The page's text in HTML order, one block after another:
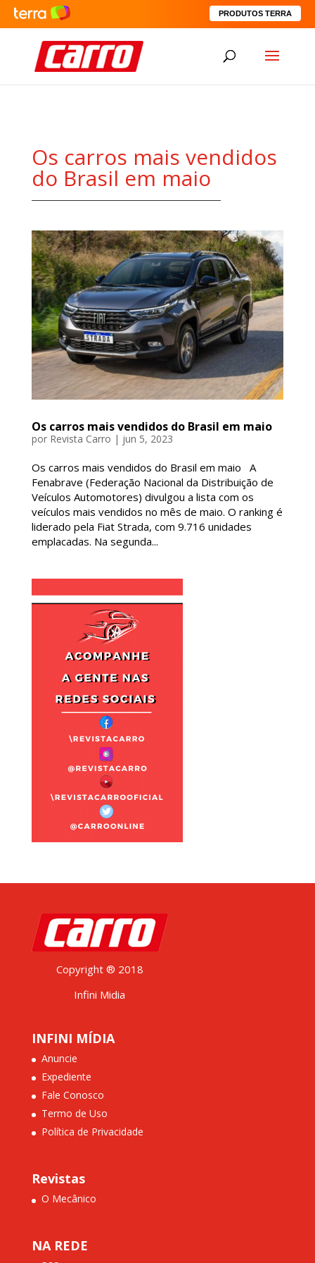
PRODUTOS TERRA
Os carros mais vendidos
do Brasil em maio
Os carros mais vendidos do Brasil em maio
por Revista Carro | jun 5, 2023
Os carros mais vendidos do Brasil em maio A
Fenabrave (Federação Nacional da Distribuição de
Veículos Automotores) divulgou a lista com os
veículos mais vendidos no mês de maio. O ranking é
liderado pela Fiat Strada, com 9.716 unidades
emplacadas. Na segunda...
Copyright ® 2018
Infini Midia
INFINI MÍDIA
Anuncie
Expediente
Fale Conosco
Termo de Uso
Política de Privacidade
Revistas
O Mecânico
NA REDE